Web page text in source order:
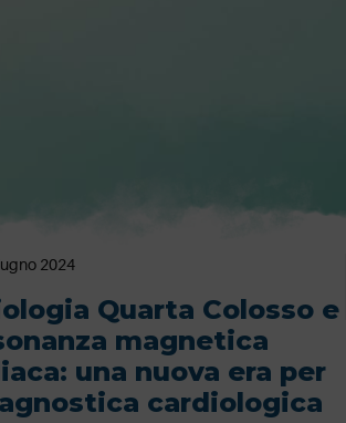
2024
Quarta Colosso e
magnetica
una nuova era per
cardiologica